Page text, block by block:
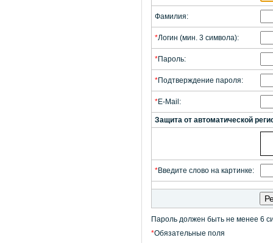
Фамилия:
*Логин (мин. 3 символа):
*Пароль:
*Подтверждение пароля:
*E-Mail:
Защита от автоматической
*Введите слово на картинке:
Пароль должен быть не менее 6
*Обязательные поля